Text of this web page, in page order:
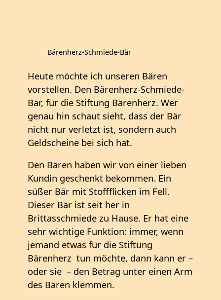
Bärenherz-Schmiede-Bär
Heute möchte ich unseren Bären
vorstellen. Den Bärenherz-Schmiede-
Bär, für die Stiftung Bärenherz. Wer
genau hin schaut sieht, dass der Bär
nicht nur verletzt ist, sondern auch
Geldscheine bei sich hat.
Den Bären haben wir von einer lieben
Kundin geschenkt bekommen. Ein
süßer Bär mit Stoffflicken im Fell.
Dieser Bär ist seit her in
Brittasschmiede zu Hause. Er hat eine
sehr wichtige Funktion: immer, wenn
jemand etwas für die Stiftung
Bärenherz tun möchte, dann kann er –
oder sie – den Betrag unter einen Arm
des Bären klemmen.